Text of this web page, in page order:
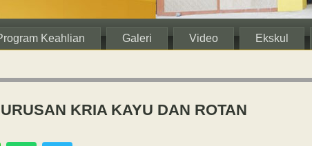
Keahlian Galeri Video Ekskul
KRIA KAYU DAN ROTAN